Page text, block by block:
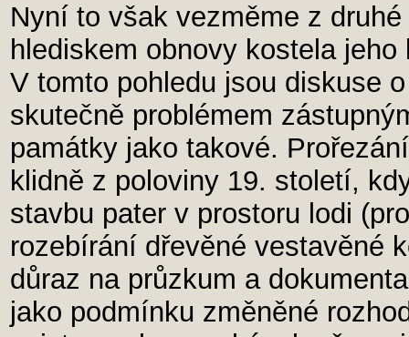
Nyní to však vezměme z
hlediskem obnovy kostela
V tomto pohledu jsou diskuse
skutečně problémem
památky jako takové.
klidně z poloviny 19. století,
stavbu pater v prostoru lodi
rozebírání dřevěné vestavěné
důraz na průzkum a
jako podmínku změněné